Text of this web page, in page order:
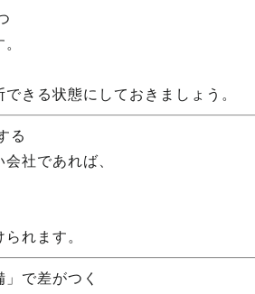
きる状態にしておきましょう。
る
社であれば、
れます。
で差がつく